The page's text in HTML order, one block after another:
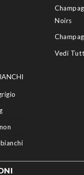
Noirs
Vedi